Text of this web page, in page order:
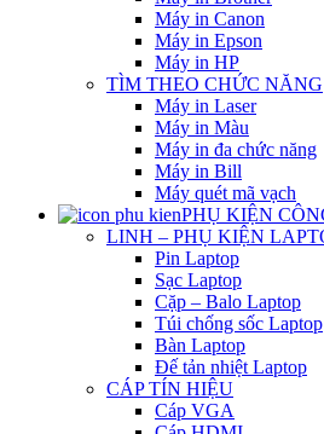
Máy in Canon
Máy in Epson
Máy in HP
TÌM THEO CHỨC NĂNG
Máy in Laser
Máy in Màu
Máy in đa chức năng
Máy in Bill
Máy quét mã vạch
PHỤ KIỆN
LINH – PHỤ KIỆN
Pin Laptop
Sạc Laptop
Cặp – Balo Laptop
Túi chống sốc Laptop
Bàn Laptop
Đế tản nhiệt Laptop
CÁP TÍN HIỆU
Cáp VGA